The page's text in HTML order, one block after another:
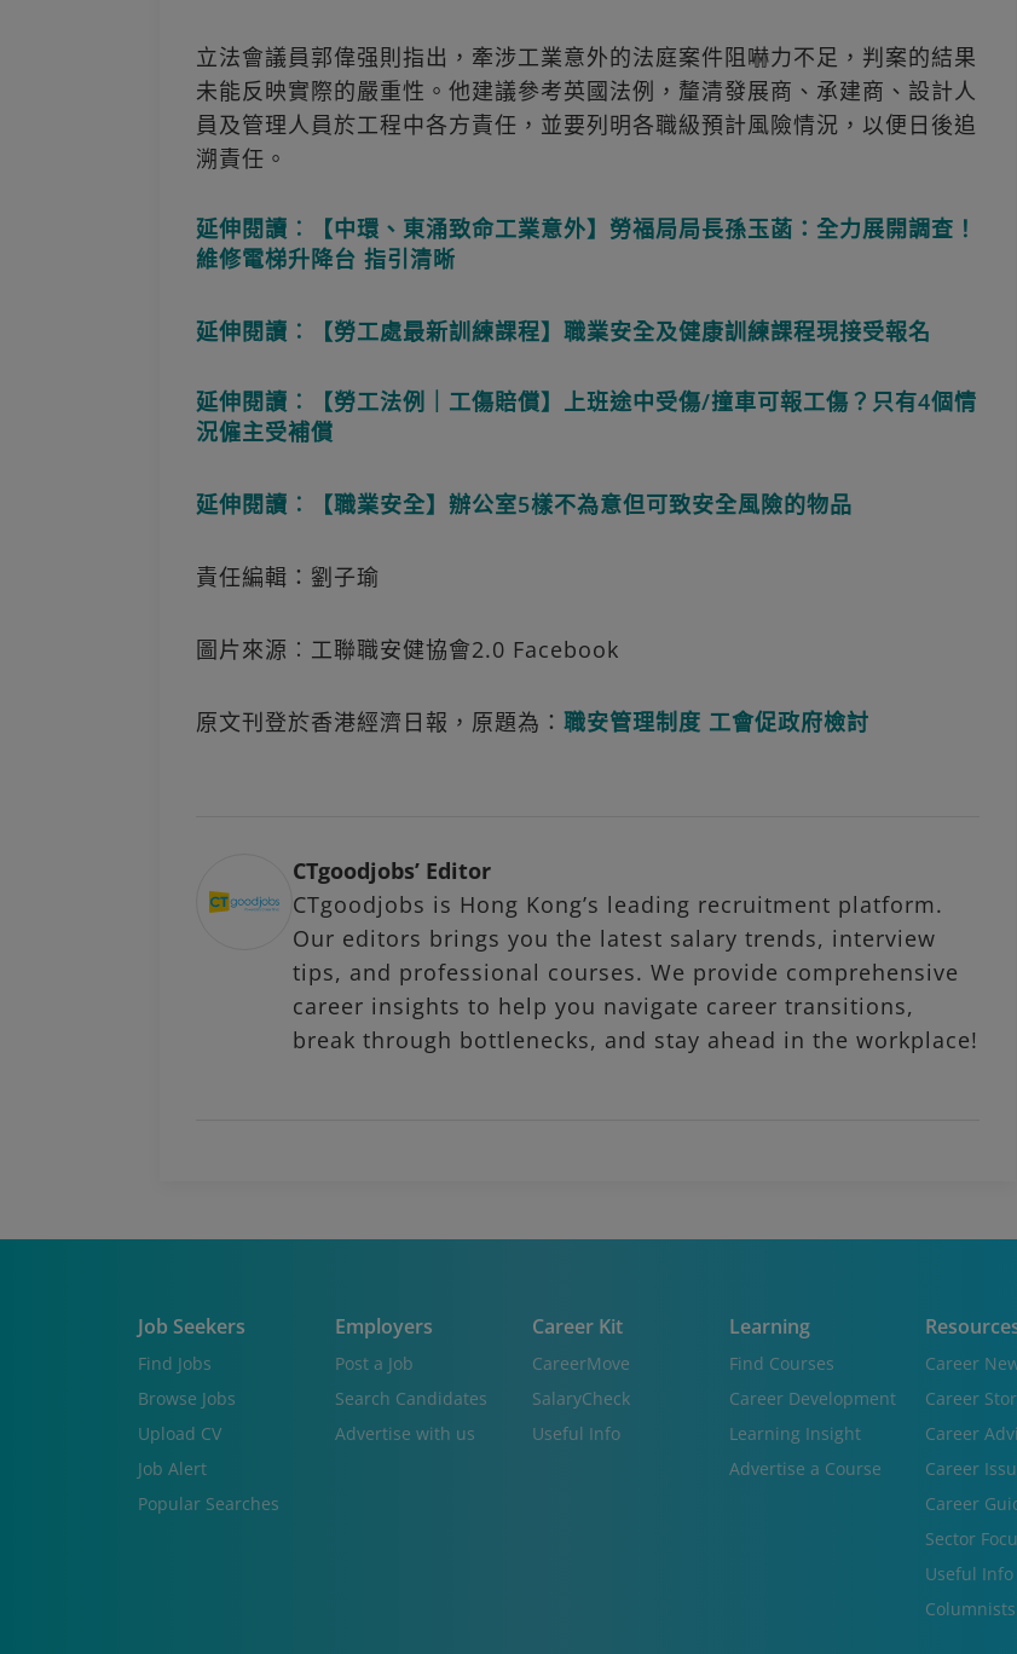
立法會議員郭偉强則指出，牽涉工業意外的法庭案件阻嚇力不足，判案的結果
未能反映實際的嚴重性。他建議參考英國法例，釐清發展商、承建商、設計人
員及管理人員於工程中各方責任，並要列明各職級預計風險情況，以便日後追
溯責任。
延伸閱讀︰【中環、東涌致命工業意外】勞福局局長孫玉菡：全力展開調查！
維修電梯升降台 指引清晰
延伸閱讀︰【勞工處最新訓練課程】職業安全及健康訓練課程現接受報名
延伸閱讀︰【勞工法例｜工傷賠償】上班途中受傷/撞車可報工傷？只有4個情
況僱主受補償
延伸閱讀︰【職業安全】辦公室5樣不為意但可致安全風險的物品
責任編輯：劉子瑜
圖片來源︰工聯職安健協會2.0 Facebook
原文刊登於香港經濟日報，原題為： 職安管理制度 工會促政府檢討
CTgoodjobs’ Editor
CTgoodjobs is Hong Kong’s leading recruitment platform.
Our editors brings you the latest salary trends, interview
tips, and professional courses. We provide comprehensive
career insights to help you navigate career transitions,
break through bottlenecks, and stay ahead in the workplace!
Job Seekers
Find Jobs
Browse Jobs
Upload CV
Job Alert
Popular Searches
Employers
Post a Job
Search Candidates
Advertise with us
Career Kit
CareerMove
SalaryCheck
Useful Info
Learning
Find Courses
Career Development
Learning Insight
Advertise a Course
Career
Career
Career
Career
Career
Sector
Useful Info
Columnists